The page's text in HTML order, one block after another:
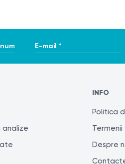
* E-mail *
INFO
Politica
Despre